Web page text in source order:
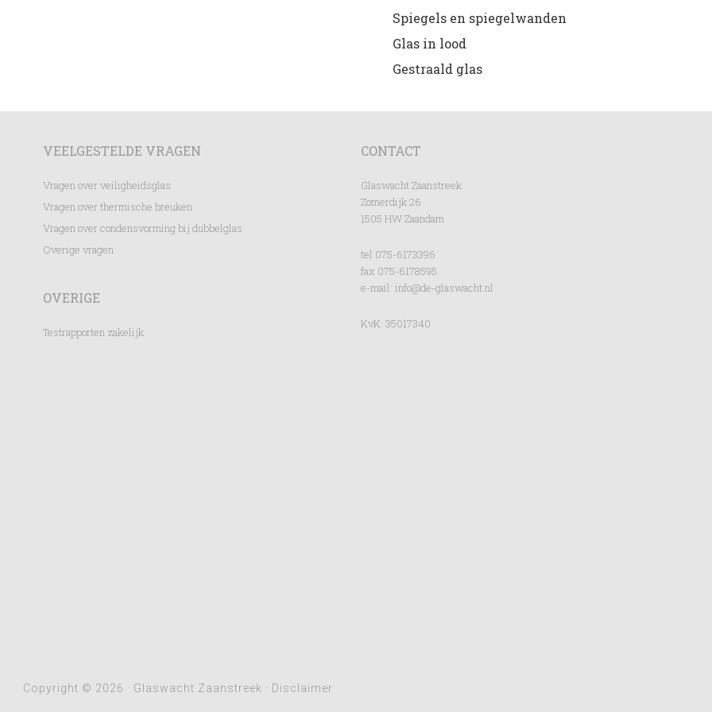
Spiegels en spiegelwanden
Glas in lood
Gestraald glas
VEELGESTELDE VRAGEN
Vragen over veiligheidsglas
Vragen over thermische breuken
Vragen over condensvorming bij dubbelglas
Overige vragen
OVERIGE
Testrapporten zakelijk
CONTACT
Glaswacht Zaanstreek
Zomerdijk 26
1505 HW Zaandam
tel 075-6173396
fax 075-6178595
e-mail: info@de-glaswacht.nl
KvK: 35017340
Copyright © 2026 · Glaswacht Zaanstreek · Disclaimer